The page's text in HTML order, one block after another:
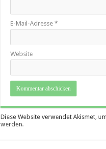
E-Mail-Adresse *
Website
Diese Website verwendet Akismet,
werden.